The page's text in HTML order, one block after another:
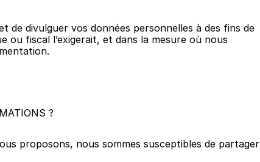
de divulguer vos données personnelles à des fins de
ou fiscal l’exigerait, et dans la mesure où nous
?
proposons, nous sommes susceptibles de partager